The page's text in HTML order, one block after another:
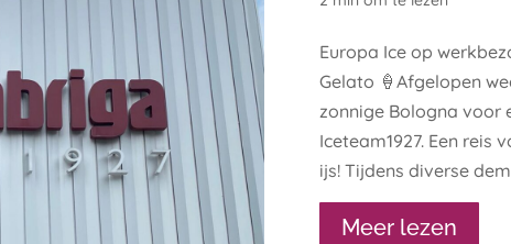
Europa Ice op
Gelato 🍦Afgelopen
zonnige Bologna voor
Iceteam1927. Een reis
ijs! Tijdens diverse
Meer lezen